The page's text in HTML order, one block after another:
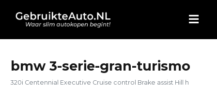
HOME
bmw 3-serie-gran-turismo
320i Centennial Executive Cruise control Brake assist Hill h